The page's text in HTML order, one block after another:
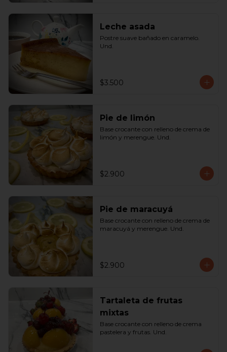
Leche asada
Postre suave bañado en caramelo.
Und.
$3.500
Pie de limón
Base crocante con relleno de crema de
limón y merengue. Und.
$2.900
Pie de maracuyá
Base crocante con relleno de crema de
maracuyá y merengue. Und.
$2.900
Tartaleta de frutas
mixtas
Base crocante con relleno de crema
pastelera y frutas. Und.